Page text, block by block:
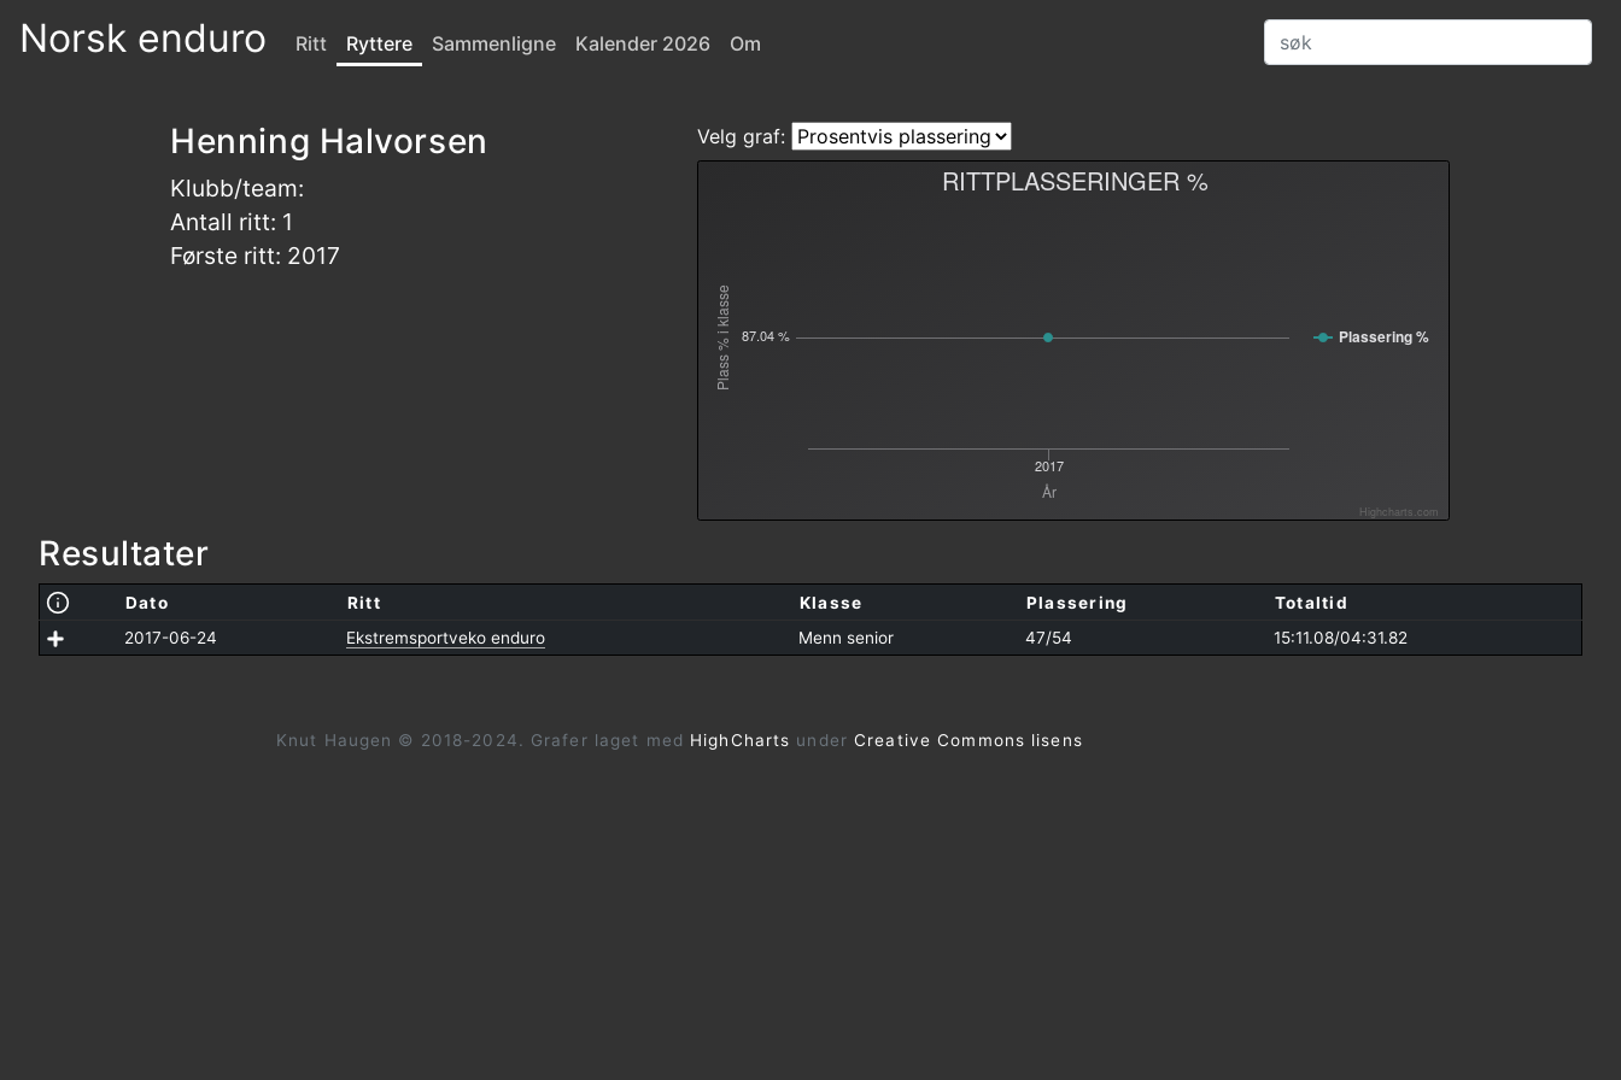
Norsk enduro Ritt Ryttere Sammenligne Kalender 2026 Om
Henning Halvorsen
Klubb/team:
Antall ritt: 1
Første ritt: 2017
Velg graf:
År
Plass % i klasse
RITTPLASSERINGER %
Plassering %
2017
87.04 %
Highcharts.com
Resultater
Dato Ritt Klasse Plassering
Totaltid
2017-06-24
Ekstremsportveko enduro Menn senior 47/54 15:11.08/04:31.82
Knut Haugen © 2018-2024. Grafer laget med HighCharts underCreative Commons lisens